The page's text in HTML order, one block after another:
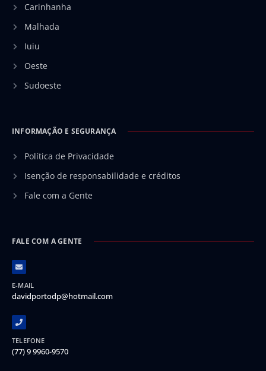
Carinhanha
Malhada
Iuiu
Oeste
Sudoeste
INFORMAÇÃO E SEGURANÇA
Política de Privacidade
Isenção de responsabilidade e créditos
Fale com a Gente
FALE COM A GENTE
E-MAIL
davidportodp@hotmail.com
TELEFONE
(77) 9 9960-9570